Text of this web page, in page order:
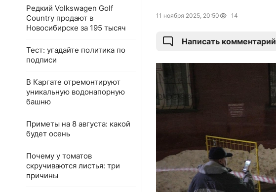
Редкий Volkswagen Golf
Country продают в
Новосибирске за 195 тысяч
Тест: угадайте политика по
подписи
В Каргате отремонтируют
уникальную водонапорную
башню
Приметы на 8 августа: какой
будет осень
Почему у томатов
скручиваются листья: три
причины
11 ноября 2025, 20:50 14
Написать комментарий